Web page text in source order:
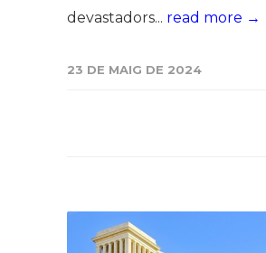
devastadors... read more →
23 DE MAIG DE 2024